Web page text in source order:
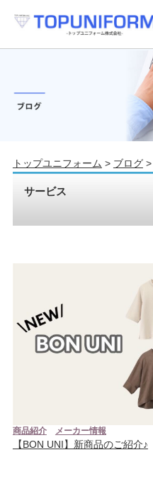
トップユニフォーム > ブログ>
サービス
商品紹介 メーカー情報
【BON UNI】新商品のご紹介♪